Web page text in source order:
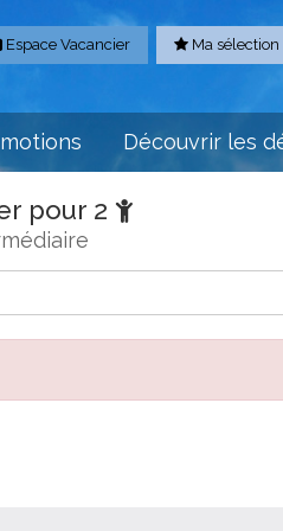
Espace Vacancier Ma sélection
Découvrir les
pour 2